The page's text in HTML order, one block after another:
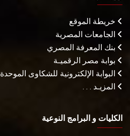
خريطة الموقع
الجامعات المصرية
بنك المعرفة المصري
بوابة مصر الرقميـة
البوابة الإلكترونية للشكاوى الموحدة
المزيـد . . .
الكليات و البرامج النوعية